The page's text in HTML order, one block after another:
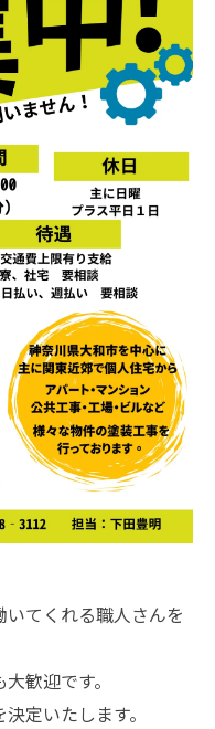
いてくれる職人さんを
歓迎です。
定いたします。